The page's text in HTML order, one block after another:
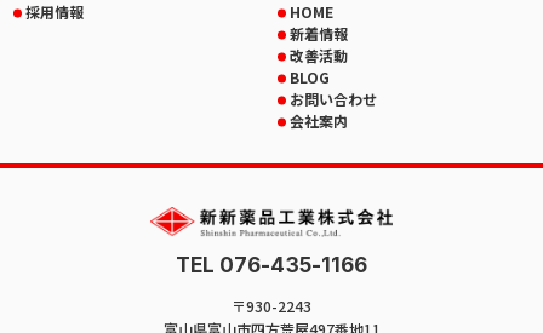
採用情報
HOME
新着情報
改善活動
BLOG
お問い合わせ
会社案内
TEL 076-435-1166
〒930-2243